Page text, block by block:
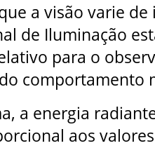
a visão varie
de Iluminação
para o
comportamento
a energia
aos